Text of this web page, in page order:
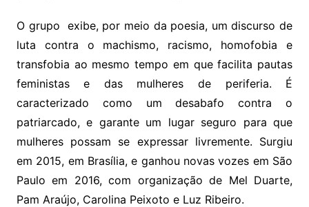
O grupo exibe, por meio da poesia, um discurso de
luta contra o machismo, racismo, homofobia e
transfobia ao mesmo tempo em que facilita pautas
feministas e das mulheres de periferia. É
caracterizado como um desabafo contra o
patriarcado, e garante um lugar seguro para que
mulheres possam se expressar livremente. Surgiu
em 2015, em Brasília, e ganhou novas vozes em São
Paulo em 2016, com organização de Mel Duarte,
Pam Araújo, Carolina Peixoto e Luz Ribeiro.